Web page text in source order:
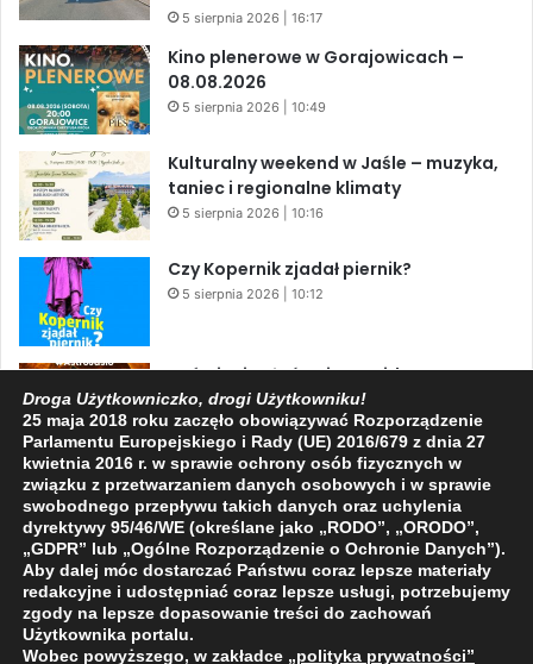
5 sierpnia 2026 | 16:17
Kino plenerowe w Gorajowicach –
08.08.2026
5 sierpnia 2026 | 10:49
Kulturalny weekend w Jaśle – muzyka,
taniec i regionalne klimaty
5 sierpnia 2026 | 10:16
Czy Kopernik zjadał piernik?
5 sierpnia 2026 | 10:12
Zaćmienie Słońca i Perseidy. Dwa
niesamowite zjawiska astronomiczne
w ciągu jednego dnia!
3 sierpnia 2026 | 15:39
Facebook
X YouTube
Droga Użytkowniczko, drogi Użytkowniku!
25 maja 2018 roku zaczęło obowiązywać Rozporządzenie
Parlamentu Europejskiego i Rady (UE) 2016/679 z dnia 27
kwietnia 2016 r. w sprawie ochrony osób fizycznych w
związku z przetwarzaniem danych osobowych i w sprawie
swobodnego przepływu takich danych oraz uchylenia
dyrektywy 95/46/WE (określane jako „RODO”, „ORODO”,
„GDPR” lub „Ogólne Rozporządzenie o Ochronie Danych”).
Aby dalej móc dostarczać Państwu coraz lepsze materiały
redakcyjne i udostępniać coraz lepsze usługi, potrzebujemy
zgody na lepsze dopasowanie treści do zachowań
Użytkownika portalu.
Wobec powyższego, w zakładce „polityka prywatności”